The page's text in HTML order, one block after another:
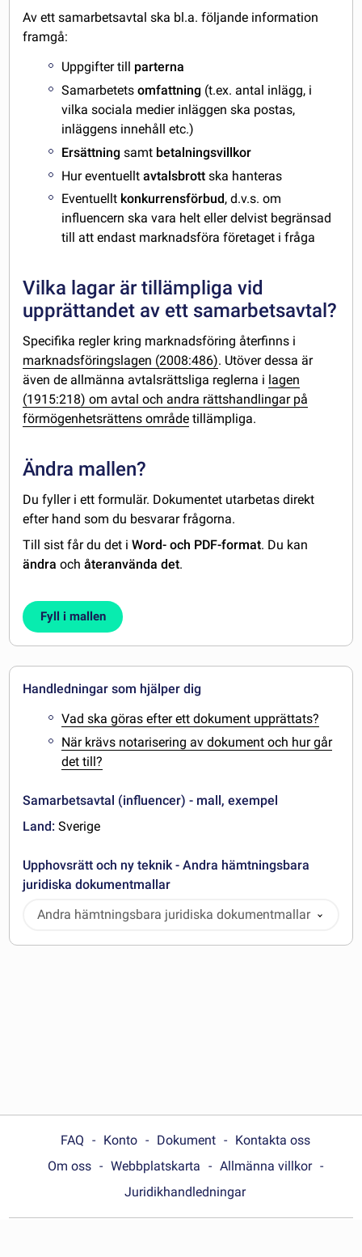
Av ett samarbetsavtal ska bl.a. följande information
framgå:
Uppgifter till parterna
Samarbetetsomfattning (t.ex. antal inlägg, i
vilka sociala medier inläggen ska postas,
inläggens innehåll etc.)
Ersättning samt betalningsvillkor
Hur eventuelltavtalsbrott ska hanteras
Eventuellt konkurrensförbud, d.v.s. om
influencern ska vara helt eller delvist begränsad
till att endast marknadsföra företaget i fråga
Vilka lagar är tillämpliga vid
upprättandet av ett samarbetsavtal?
Specifika regler kring marknadsföring återfinns i
marknadsföringslagen (2008:486). Utöver dessa är
även de allmänna avtalsrättsliga reglerna i lagen
(1915:218) om avtal och andra rättshandlingar på
förmögenhetsrättens område tillämpliga.
Ändra mallen?
Du fyller i ett formulär. Dokumentet utarbetas direkt
efter hand som du besvarar frågorna.
Till sist får du det iWord- och PDF-format. Du kan
ändra ochåteranvända det.
Fyll i mallen
Handledningar som hjälper dig
Vad ska göras efter ett dokument upprättats?
När krävs notarisering av dokument och hur går
det till?
Samarbetsavtal (influencer) - mall, exempel
Land: Sverige
Upphovsrätt och ny teknik - Andra hämtningsbara
juridiska dokumentmallar
Andra hämtningsbara juridiska dokumentmallar
FAQ Konto Dokument
Kontakta oss
Om oss
Webbplatskarta
Allmänna villkor
Juridikhandledningar